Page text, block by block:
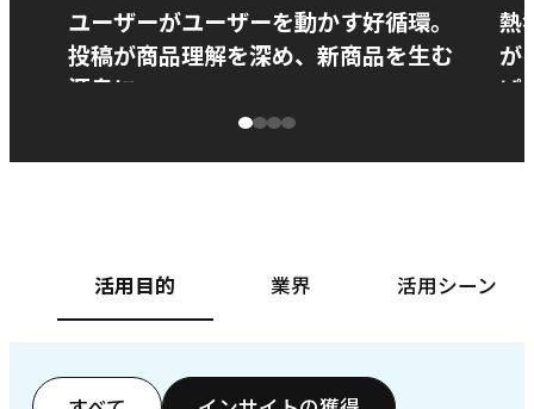
ユーザーがユーザーを動かす好循環。
投稿が商品理解を深め、新商品を生む
源泉に
熱
が
ぱ
活用目的 業界 活用シーン